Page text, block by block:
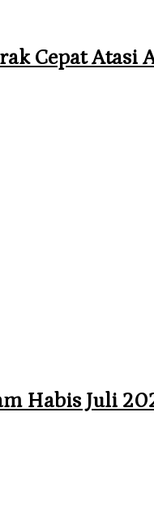
Cepat Atasi
Habis Juli